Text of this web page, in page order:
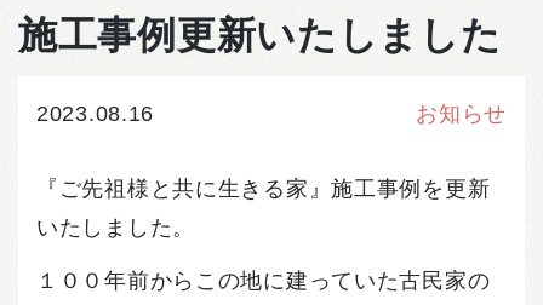
施工事例更新いたしました
2023.08.16 お知らせ
『ご先祖様と共に生きる家』施工事例を更新
いたしました。
１００年前からこの地に建っていた古民家の